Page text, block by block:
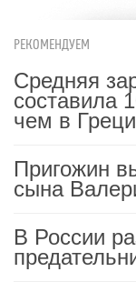
РЕКОМЕНДУЕМ
Средняя
составила
чем в
Пригожин
сына
В России